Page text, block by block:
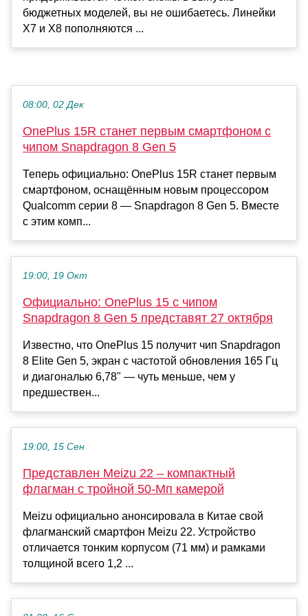
бюджетных моделей, вы не ошибаетесь. Линейки
X7 и X8 пополняются ...
08:00, 02 Дек
OnePlus 15R станет первым смартфоном с
чипом Snapdragon 8 Gen 5
Теперь официально: OnePlus 15R станет первым
смартфоном, оснащённым новым процессором
Qualcomm серии 8 — Snapdragon 8 Gen 5. Вместе
с этим комп...
19:00, 19 Окт
Официально: OnePlus 15 с чипом
Snapdragon 8 Gen 5 представят 27 октября
Известно, что OnePlus 15 получит чип Snapdragon
8 Elite Gen 5, экран с частотой обновления 165 Гц
и диагональю 6,78" — чуть меньше, чем у
предшествен...
19:00, 15 Сен
Представлен Meizu 22 – компактный
флагман с тройной 50-Мп камерой
Meizu официально анонсировала в Китае свой
флагманский смартфон Meizu 22. Устройство
отличается тонким корпусом (71 мм) и рамками
толщиной всего 1,2 ...